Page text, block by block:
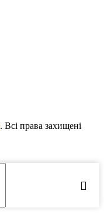
. Всі права захищені